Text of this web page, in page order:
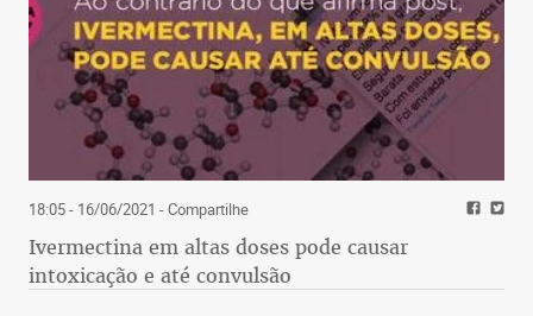
18:05 - 16/06/2021 - Compartilhe
Ivermectina em altas doses pode causar
intoxicação e até convulsão